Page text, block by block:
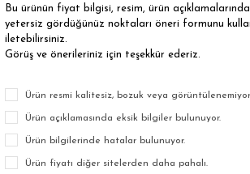
Bu ürünün fiyat bilgisi, resim, ürün
yetersiz gördüğünüz noktaları öneri formunu
iletebilirsiniz.
Görüş ve önerileriniz için teşekkür ederiz.
Ürün resmi kalitesiz, bozuk veya
Ürün açıklamasında eksik bilgiler bulunuyor.
Ürün bilgilerinde hatalar bulunuyor.
Ürün fiyatı diğer sitelerden daha pahalı.